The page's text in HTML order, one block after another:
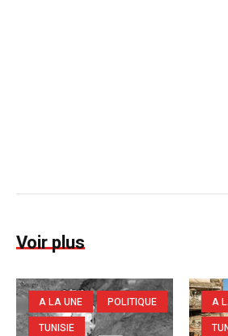
Voir plus
A LA UNE
POLITIQUE
TUNISIE
A